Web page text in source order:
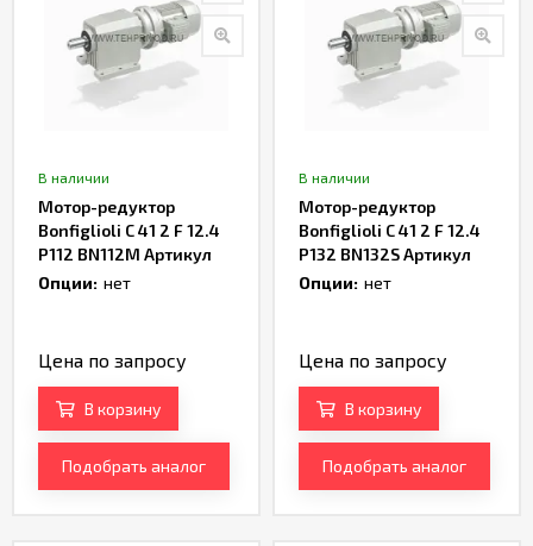
В наличии
Мотор-редуктор
Bonfiglioli C 41 2 F 12.4
P112 BN112M Артикул
TH167466
Опции: нет
Цена по запросу
В корзину
Подобрать аналог
В наличии
Мотор-редуктор
Bonfiglioli C 41 2 F 12.4
P132 BN132S Артикул
TH168726
Опции: нет
Цена по запросу
В корзину
Подобрать аналог